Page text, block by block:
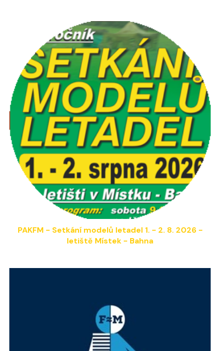
PAKFM - Setkání modelů letadel 1. - 2. 8. 2026-
letiště Místek - Bahna